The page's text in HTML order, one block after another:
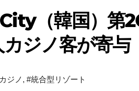
（韓国）第
ジノ客が寄与
ジノ , #統合型リゾート